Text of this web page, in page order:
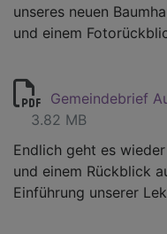
unseres neuen
und einem
Gemeindebrief
3.82 MB
Endlich geht es
und einem Rückblick
Einführung unserer